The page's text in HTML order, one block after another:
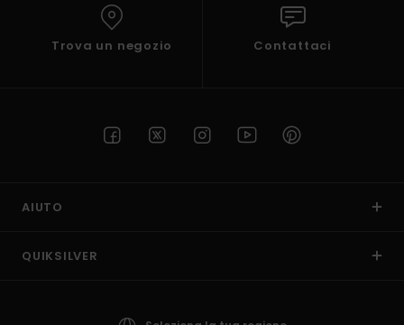
Trova un negozio Contattaci
AIUTO
QUIKSILVER